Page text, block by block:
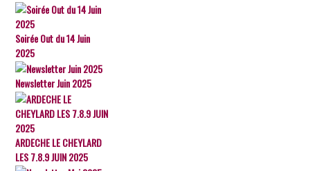
Soirée Out du 14 Juin
2025
Newsletter Juin 2025
ARDECHE LE CHEYLARD
LES 7.8.9 JUIN 2025